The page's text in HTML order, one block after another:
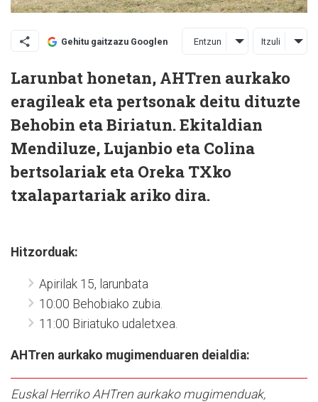
Gehitu gaitzazu Googlen Entzun Itzuli
Larunbat honetan, AHTren aurkako
eragileak eta pertsonak deitu dituzte
Behobin eta Biriatun. Ekitaldian
Mendiluze, Lujanbio eta Colina
bertsolariak eta Oreka TXko
txalapartariak ariko dira.
Hitzorduak:
Apirilak 15, larunbata
10:00 Behobiako zubia.
11:00 Biriatuko udaletxea.
AHTren aurkako mugimenduaren deialdia:
Euskal Herriko AHTren aurkako mugimenduak,